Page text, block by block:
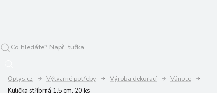
Optys.cz Výtvarné potřeby Výroba dekorací
Vánoce
Kulička stříbrná 1,5 cm, 20 ks